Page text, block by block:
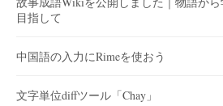
目指して
中国語の入力にRimeを使おう
文字単位diffツール「Chay」